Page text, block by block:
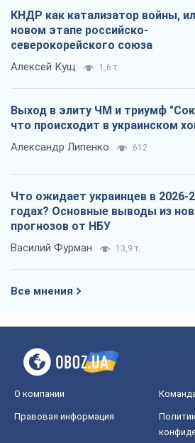
КНДР как катализатор войны,
новом этапе российско-
северокорейского союза
Алексей Кущ 1,6 т.
Выход в элиту ЧМ и триумф
что происходит в украинском
Александр Липенко 612
Что ожидает украинцев в 2026-
годах? Основные выводы из
прогнозов от НБУ
Василий Фурман 13,9 т.
Все мнения
О компании
Правовая информация